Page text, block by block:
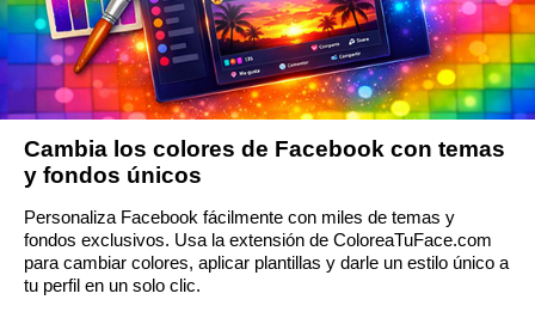
Cambia los colores de Facebook con temas
y fondos únicos
Personaliza Facebook fácilmente con miles de temas y
fondos exclusivos. Usa la extensión de ColoreaTuFace.com
para cambiar colores, aplicar plantillas y darle un estilo único a
tu perfil en un solo clic.